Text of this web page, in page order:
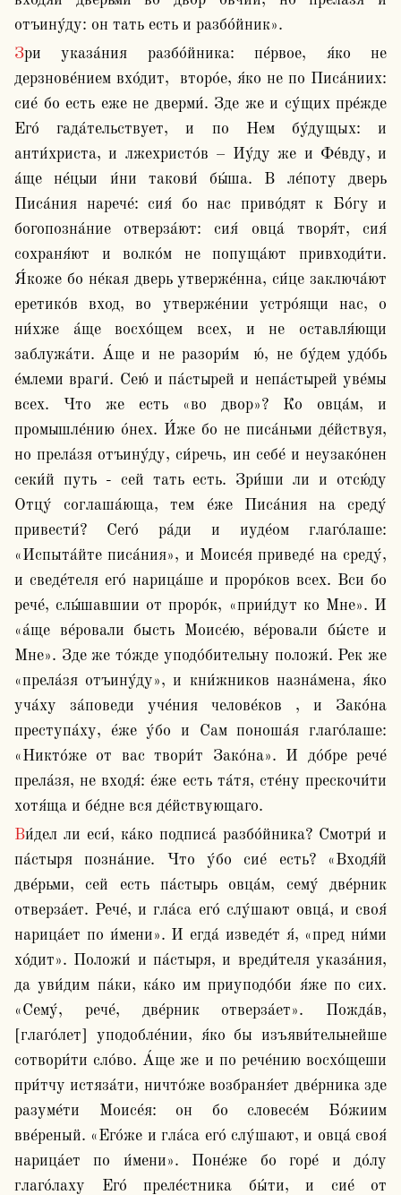
отъину́ду: он тать есть и разбо́йник».
Зри указа́ния разбо́йника: пе́рвое, я́ко не
дерзнове́нием вхо́дит,  второ́е, я́ко не по Писа́ниих:
сие́ бо есть еже не дверми́. Зде же и су́щих пре́жде
Его́ гада́тельствует, и по Нем бу́дущых: и
анти́христа, и лжехристо́в – Иу́ду же и Фе́вду, и
а́ще не́цыи и́ни такови́ бы́ша. В ле́поту дверь
Писа́ния нарече́: сия́ бо нас приво́дят к Бо́гу и
богопозна́ние отверза́ют: сия́ овца́ творя́т, сия́
сохраня́ют и волко́м не попуща́ют привходи́ти.
Я́коже бо не́кая дверь утверже́нна, си́це заключа́ют
еретико́в вход, во утверже́нии устро́ящи нас, о
ни́хже а́ще восхо́щем всех, и не оставля́ющи
заблужа́ти. А́ще и не разори́м  ю́, не бу́дем удо́бь
е́млеми враги́. Сею́ и па́стырей и непа́стырей уве́мы
всех. Что же есть «во двор»? Ко овца́м, и
промышле́нию о́нех. И́же бо не писа́ньми де́йствуя,
но прела́зя отъину́ду, си́речь, ин себе́ и неузако́нен
секи́й путь - сей тать есть. Зри́ши ли и отсю́ду
Отцу́ соглаша́юща, тем е́же Писа́ния на среду́
привести́? Сего́ ра́ди и иуде́ом глаго́лаше:
«Испыта́йте писа́ния», и Моисе́я приведе́ на среду́,
и сведе́теля его́ нарица́ше и проро́ков всех. Вси бо
рече́, слы́шавшии от проро́к, «прии́дут ко Мне». И
«а́ще ве́ровали бысть Моисе́ю, ве́ровали бы́сте и
Мне». Зде же то́жде уподо́бительну положи́. Рек же
«прела́зя отъину́ду», и кни́жников назна́мена, я́ко
уча́ху за́поведи уче́ния челове́ков , и Зако́на
преступа́ху, е́же у́бо и Сам поноша́я глаго́лаше:
«Никто́же от вас твори́т Зако́на». И до́бре рече́
прела́зя, не входя́: е́же есть та́тя, сте́ну прескочи́ти
хотя́ща и бе́дне вся де́йствующаго.
Ви́дел ли еси́, ка́ко подписа́ разбо́йника? Смотри́ и
па́стыря позна́ние. Что у́бо сие́ есть? «Входя́й
две́рьми, сей есть па́стырь овца́м, сему́ две́рник
отверза́ет. Рече́, и гла́са его́ слу́шают овца́, и своя́
нарица́ет по и́мени». И егда́ изведе́т я́, «пред ни́ми
хо́дит». Положи́ и па́стыря, и вреди́теля указа́ния,
да уви́дим па́ки, ка́ко им приуподо́би я́же по сих.
«Сему́, рече́, две́рник отверза́ет». Пожда́в,
[глаго́лет] уподобле́нии, я́ко бы изъяви́тельнейше
сотвори́ти сло́во. А́ще же и по рече́нию восхо́щеши
при́тчу истяза́ти, ничто́же возбраня́ет две́рника зде
разуме́ти Моисе́я: он бо словесе́м Бо́жиим
вве́реный. «Его́же и гла́са его́ слу́шают, и овца́ своя́
нарица́ет по и́мени». Поне́же бо горе́ и до́лу
глаго́лаху Его́ преле́стника бы́ти, и сие́ от